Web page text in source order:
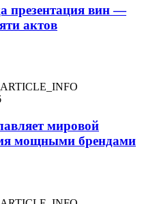
презентация вин —
актов
мировой
мощными брендами